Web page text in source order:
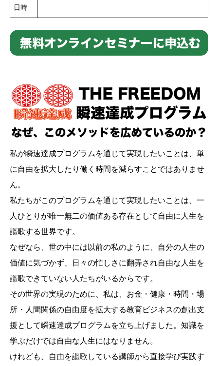
日時
私が瞬速達成プログラムを通じて実現したいことは、単
に自由を拡大したり働く時間を減らすことではありませ
ん。
私たちがこのプログラムを通じて実現したいことは、一
人ひとりが唯一無二の価値ある存在として自由に人生を
謳歌する世界です。
なぜなら、世の中には以前の私のように、自分の人生の
価値に気づかず、日々の忙しさに翻弄され自由な人生を
謳歌できていない人たちがいるからです。
その世界の実現のために、私は、お金・健康・時間・場
所・人間関係の自由度を拡大する教育ビジネスの創出支
援として瞬速達成プログラムを立ち上げました。知識を
学ぶだけでは自由な人生にはなりません。
けれども、自由を謳歌している講師から直接学び実践す